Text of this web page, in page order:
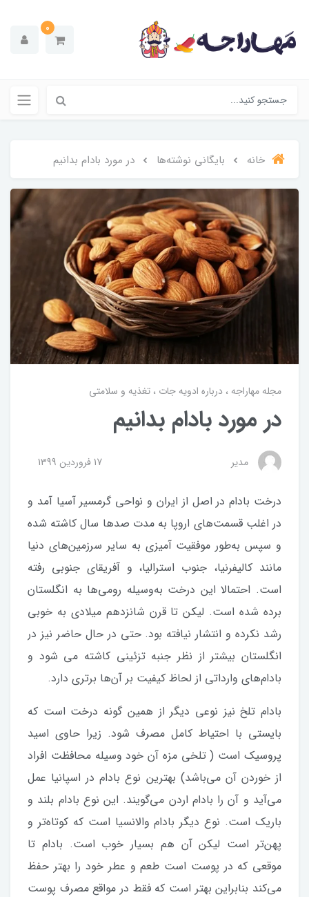
0
خانه بایگانی نوشته‌ها در مورد بادام بدانیم
مجله مهاراجه درباره ادویه جات تغذیه و سلامتی
در مورد بادام بدانیم
مدیر 17 فروردین 1399
درخت بادام در اصل از ایران و نواحی گرمسیر آسیا آمد و
در اغلب قسمت‌های اروپا به مدت صدها سال کاشته شده
و سپس به‌طور موفقیت آمیزی به سایر سرزمین‌های دنیا
مانند کالیفرنیا، جنوب استرالیا، و آفریقای جنوبی رفته
است. احتمالا این درخت به‌وسیله رومی‌ها به انگلستان
برده شده است. لیکن تا قرن شانزدهم میلادی به خوبی
رشد نکرده و انتشار نیافته بود. حتی در حال حاضر نیز در
انگلستان بیشتر از نظر جنبه تزئینی کاشته می شود و
بادام‌های وارداتی از لحاظ کیفیت بر آن‌ها برتری دارد.
بادام تلخ نیز نوعی دیگر از همین گونه درخت است که
بایستی با احتیاط کامل مصرف شود. زیرا حاوی اسید
پروسیک است ( تلخی مزه آن خود وسیله محافظت افراد
از خوردن آن می‌باشد) بهترین نوع بادام در اسپانیا عمل
می‌آید و آن را بادام اردن می‌گویند. این نوع بادام بلند و
باریک است. نوع دیگر بادام والانسیا است که کوتاه‌تر و
پهن‌تر است لیکن آن هم بسیار خوب است. بادام تا
موقعی که در پوست است طعم و عطر خود را بهتر حفظ
می‌کند بنابراین بهتر است که فقط در مواقع مصرف پوست